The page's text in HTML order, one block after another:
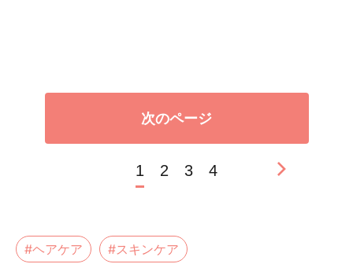
次のページ
1 2 3 4
#ヘアケア #スキンケア